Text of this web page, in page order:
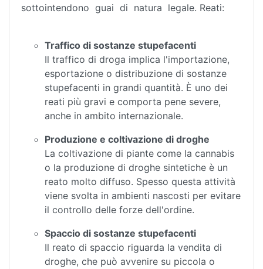
sottointendono guai di natura legale. Reati:
Traffico di sostanze stupefacenti
Il traffico di droga implica l'importazione,
esportazione o distribuzione di sostanze
stupefacenti in grandi quantità. È uno dei
reati più gravi e comporta pene severe,
anche in ambito internazionale.
Produzione e coltivazione di droghe
La coltivazione di piante come la cannabis
o la produzione di droghe sintetiche è un
reato molto diffuso. Spesso questa attività
viene svolta in ambienti nascosti per evitare
il controllo delle forze dell'ordine.
Spaccio di sostanze stupefacenti
Il reato di spaccio riguarda la vendita di
droghe, che può avvenire su piccola o